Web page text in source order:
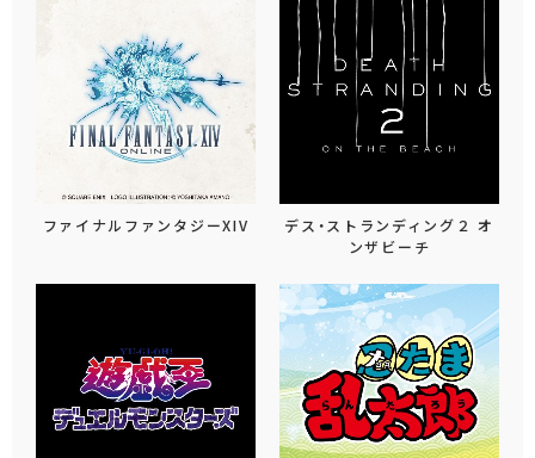
ファイナルファンタジーXIV
デス・ストランディング２ オ
ンザビーチ